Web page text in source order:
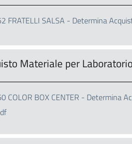
FRATELLI SALSA - Determina
Materiale per
COLOR BOX CENTER - Determina